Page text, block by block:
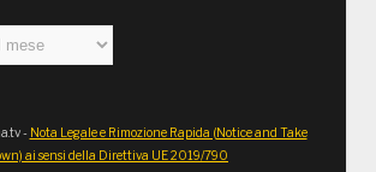
- Nota Legale e Rimozione Rapida (Notice and Take
ai sensi della Direttiva UE 2019/790